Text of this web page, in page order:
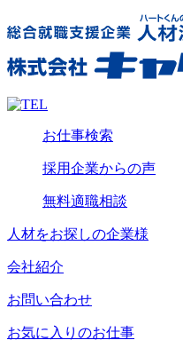
お仕事検索
採用企業からの声
無料適職相談
人材をお探しの企業様
会社紹介
お問い合わせ
お気に入りのお仕事